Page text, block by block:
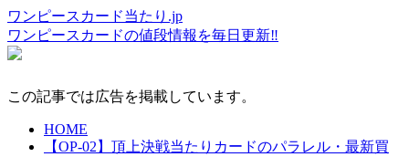
ワンピースカード当たり.jp
ワンピースカードの値段情報を毎日更新‼
この記事では広告を掲載しています。
HOME
【OP-02】頂上決戦当たりカードのパラレル・最新買